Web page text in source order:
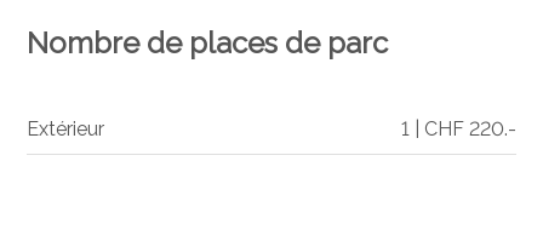
Nombre de places de parc
Extérieur 1 | CHF 220.-